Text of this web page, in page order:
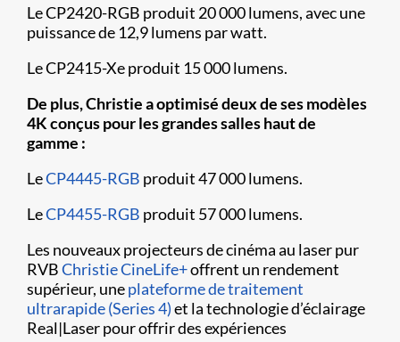
Le CP2420-RGB produit 20 000 lumens, avec une
puissance de 12,9 lumens par watt.
Le CP2415-Xe produit 15 000 lumens.
De plus, Christie a optimisé deux de ses modèles
4K conçus pour les grandes salles haut de
gamme :
LeCP4445-RGB produit 47 000 lumens.
LeCP4455-RGB produit 57 000 lumens.
Les nouveaux projecteurs de cinéma au laser pur
RVBChristie CineLife+offrent un rendement
supérieur, uneplateforme de traitement
ultrarapide (Series 4)et la technologie d’éclairage
Real|Laser pour offrir des expériences